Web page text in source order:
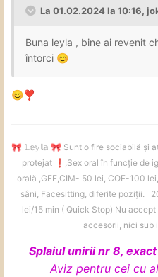
Dacă dați mesaj
timp la care vă
Programările se
minute/1h
Pentru
se anulează
La 01.02.2024 la 10:16,
Buna leyla , bine ai revenit
întorci 😊
😊❣️
🎀 𝕃𝕖𝕪𝕝𝕒 🎀 Sunt o fire sociabilă și
protejat
❗ ️,Sex oral în funcție de
orală ,GFE,CIM- 50 lei, COF-100
sâni, Facesitting, diferite poziții.
lei/15 min ( Quick Stop) Nu
accesorii, nici sub
Splaiul unirii nr 8,
Aviz pentru cei cu